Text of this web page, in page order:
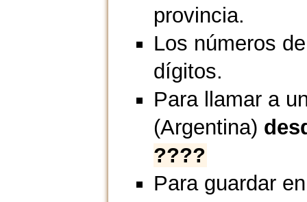
provincia.
Los números
dígitos.
Para llamar a
(Argentina)
????
Para guardar